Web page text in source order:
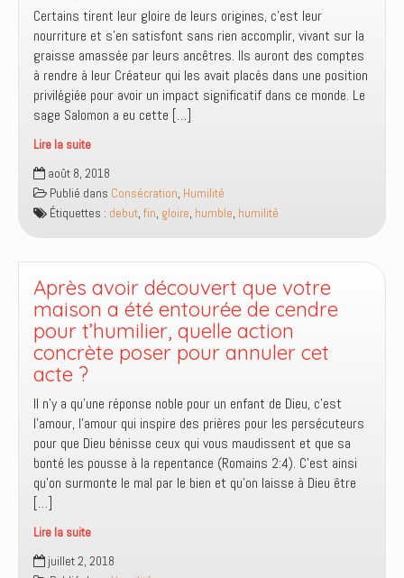
Certains tirent leur gloire de leurs origines, c’est leur
nourriture et s’en satisfont sans rien accomplir, vivant sur la
graisse amassée par leurs ancêtres. Ils auront des comptes
à rendre à leur Créateur qui les avait placés dans une position
privilégiée pour avoir un impact significatif dans ce monde. Le
sage Salomon a eu cette […]
Lire la suite
Ce
n’est
pas
d’où
es
parti
qui
compte,
c’est
où
tu
t’en
vas
!
août 8, 2018
Publié dans Consécration, Humilité
Étiquettes : debut, fin, gloire, humble, humilité
Après avoir découvert que votre
maison a été entourée de cendre
pour t’humilier, quelle action
concrète poser pour annuler cet
acte ?
Il n’y a qu’une réponse noble pour un enfant de Dieu, c’est
l’amour, l’amour qui inspire des prières pour les persécuteurs
pour que Dieu bénisse ceux qui vous maudissent et que sa
bonté les pousse à la repentance (Romains 2:4). C’est ainsi
qu’on surmonte le mal par le bien et qu’on laisse à Dieu être
[…]
Lire la suite
Après
avoirjuillet 2, 2018